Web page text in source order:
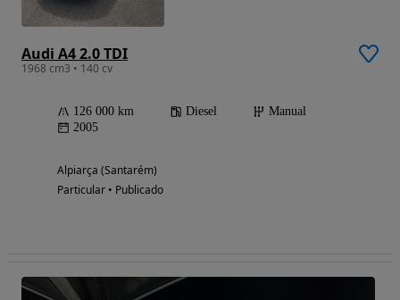
Audi A4 2.0 TDI
1968 cm3 • 140 cv
126 000 km Diesel
Manual
2005
Alpiarça (Santarém)
Particular • Publicado